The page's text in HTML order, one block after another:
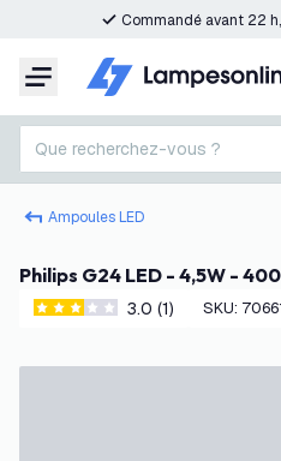
Commandé avant 22 h,
Menu
Que recherchez-vous ?
Ampoules LED
Philips G24 LED - 4,5W -
3 étoiles de notation
3.0 (1) SKU: